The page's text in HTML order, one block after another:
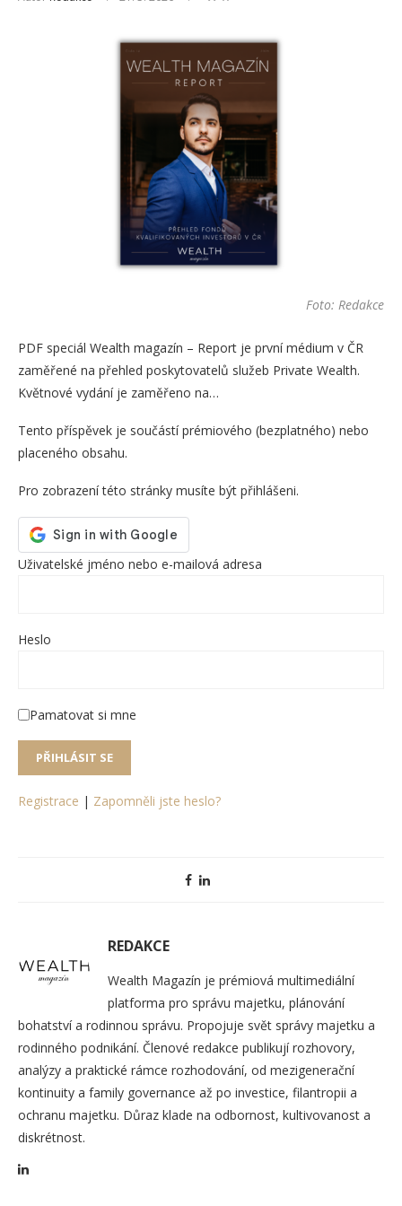
Foto: Redakce
PDF speciál Wealth magazín – Report je první médium v ČR
zaměřené na přehled poskytovatelů služeb Private Wealth.
Květnové vydání je zaměřeno na…
Tento příspěvek je součástí prémiového (bezplatného) nebo
placeného obsahu.
Pro zobrazení této stránky musíte být přihlášeni.
Uživatelské jméno nebo e-mailová adresa
Heslo
Pamatovat si mne
Registrace | Zapomněli jste heslo?
REDAKCE
Wealth Magazín je prémiová multimediální
platforma pro správu majetku, plánování
bohatství a rodinnou správu. Propojuje svět správy majetku a
rodinného podnikání. Členové redakce publikují rozhovory,
analýzy a praktické rámce rozhodování, od mezigenerační
kontinuity a family governance až po investice, filantropii a
ochranu majetku. Důraz klade na odbornost, kultivovanost a
diskrétnost.